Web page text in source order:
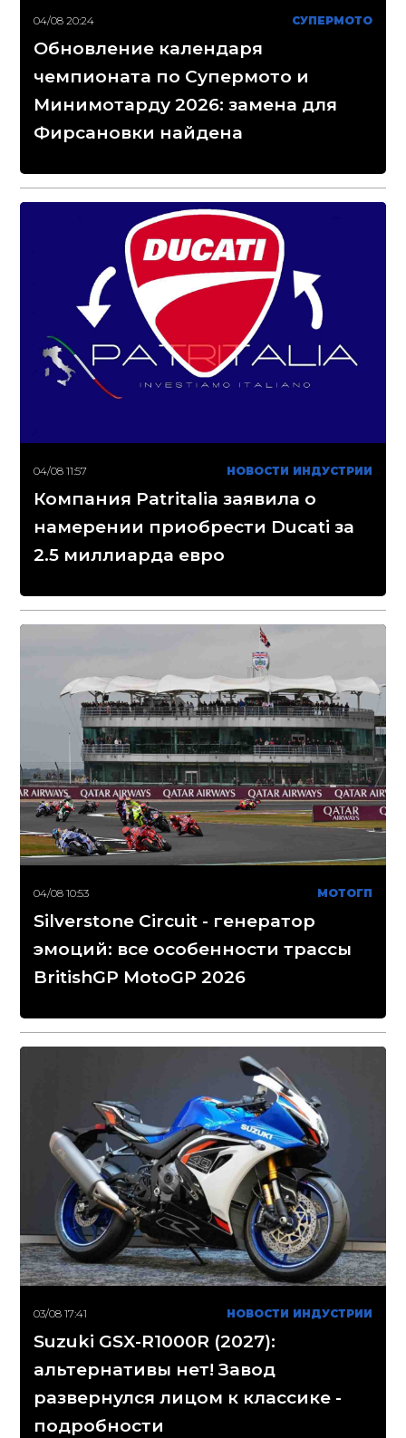
04/08 20:24 СУПЕРМОТО
Обновление календаря
чемпионата по Супермото и
Минимотарду 2026: замена для
Фирсановки найдена
04/08 11:57 НОВОСТИ ИНДУСТРИИ
Компания Patritalia заявила о
намерении приобрести Ducati за
2.5 миллиарда евро
04/08 10:53 МОТОГП
Silverstone Circuit - генератор
эмоций: все особенности трассы
BritishGP MotoGP 2026
03/08 17:41 НОВОСТИ ИНДУСТРИИ
Suzuki GSX-R1000R (2027):
альтернативы нет! Завод
развернулся лицом к классике -
подробности